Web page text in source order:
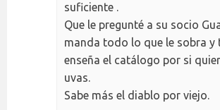
suficiente .
Que le pregunté a su socio
manda todo lo que le sobra y
enseña el catálogo por si
uvas.
Sabe más el diablo por viejo.